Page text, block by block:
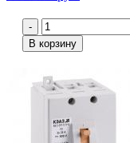
-
В корзину